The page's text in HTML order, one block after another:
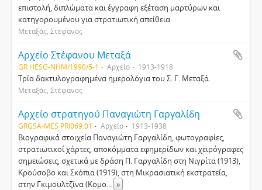
επιστολή, διπλώματα και έγγραφη εξέταση μαρτύρων και
κατηγορουμένου για στρατιωτική απείθεια.
Μεταξάς, Στέφανος
Αρχείο Στέφανου Μεταξά
GR HESG-NHM/1990/5-1 Αρχείο 1913-1918
Τρία δακτυλογραφημένα ημερολόγια του Σ. Γ. Μεταξά.
Μεταξάς, Στέφανος
Αρχείο στρατηγού Παναγιώτη Γαργαλίδη
GRGSA-MES PRI069.01 Αρχείο 1913-1938
Βιογραφικά στοιχεία Παναγιώτη Γαργαλίδη, φωτογραφίες,
στρατιωτικοί χάρτες, αποκόμματα εφημερίδων και χειρόγραφες
σημειώσεις, σχετικά με δράση Π. Γαργαλίδη στη Νιγρίτα (1913),
Κρούσοβο και Σκόπια (1919), στη Μικρασιατική εκστρατεία,
στην Γκιμουλτζίνα (Κομο... »